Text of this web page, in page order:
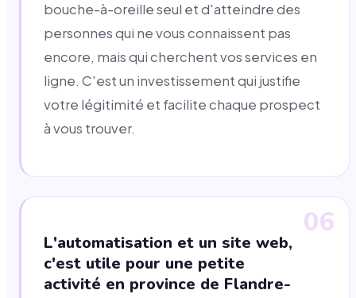
bouche-à-oreille seul et d'atteindre des
personnes qui ne vous connaissent pas
encore, mais qui cherchent vos services en
ligne. C'est un investissement qui justifie
votre légitimité et facilite chaque prospect
à vous trouver.
06
L'automatisation et un site web,
c'est utile pour une petite
activité en province de Flandre-